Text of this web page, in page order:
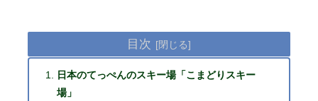
目次
日本のてっぺんのスキー場「こまどりスキー
場」